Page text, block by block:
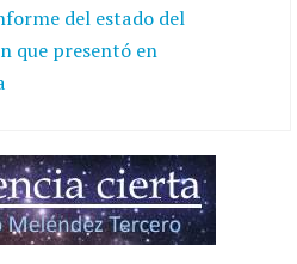
del estado del
que presentó en